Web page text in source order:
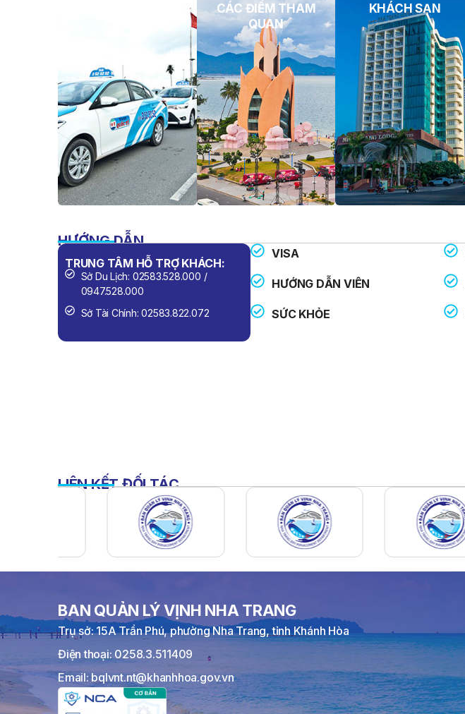
CÁC ĐIỂM THAM
QUAN
KHÁCH SẠN
HƯỚNG DẪN
TRUNG TÂM HỖ TRỢ KHÁCH:
Sở Du Lịch: 02583.528.000 /
0947.528.000
Sở Tài Chính: 02583.822.072
Công An: 113
Cấp Cứu: 115
VISA
HƯỚNG DẪN VIÊN
SỨC KHỎE
LIÊN KẾT ĐỐI TÁC
BAN QUẢN LÝ VỊNH NHA TRANG
Trụ sở: 15A Trần Phú, phường Nha Trang, tỉnh Khánh Hòa
Điện thoại: 0258.3.511409
Email: bqlvnt.nt@khanhhoa.gov.vn